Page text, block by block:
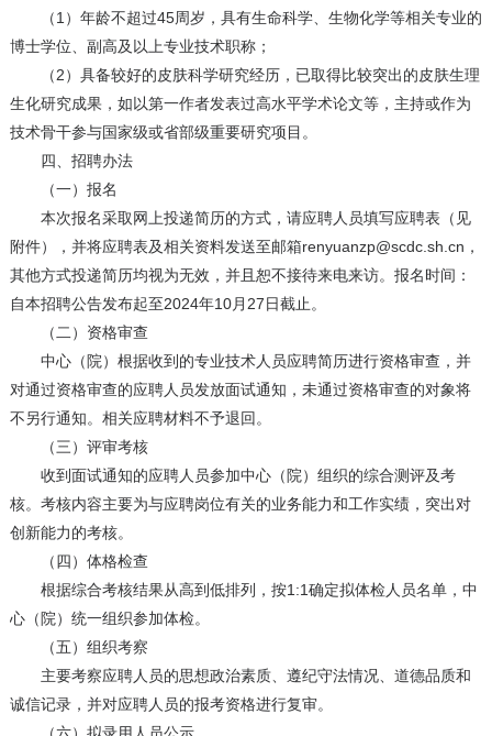
（1）年龄不超过45周岁，具有生命科学、生物化学等相关专业的
博士学位、副高及以上专业技术职称；
（2）具备较好的皮肤科学研究经历，已取得比较突出的皮肤生理
生化研究成果，如以第一作者发表过高水平学术论文等，主持或作为
技术骨干参与国家级或省部级重要研究项目。
四、招聘办法
（一）报名
本次报名采取网上投递简历的方式，请应聘人员填写应聘表（见
附件），并将应聘表及相关资料发送至邮箱renyuanzp@scdc.sh.cn，
其他方式投递简历均视为无效，并且恕不接待来电来访。报名时间：
自本招聘公告发布起至2024年10月27日截止。
（二）资格审查
中心（院）根据收到的专业技术人员应聘简历进行资格审查，并
对通过资格审查的应聘人员发放面试通知，未通过资格审查的对象将
不另行通知。相关应聘材料不予退回。
（三）评审考核
收到面试通知的应聘人员参加中心（院）组织的综合测评及考
核。考核内容主要为与应聘岗位有关的业务能力和工作实绩，突出对
创新能力的考核。
（四）体格检查
根据综合考核结果从高到低排列，按1:1确定拟体检人员名单，中
心（院）统一组织参加体检。
（五）组织考察
主要考察应聘人员的思想政治素质、遵纪守法情况、道德品质和
诚信记录，并对应聘人员的报考资格进行复审。